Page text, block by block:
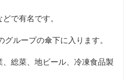
で有名です。
ループの傘下に入ります。
総菜、地ビール、冷凍食品製